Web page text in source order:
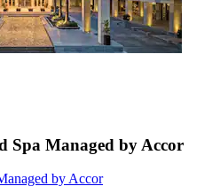
Spa Managed by Accor
by Accor